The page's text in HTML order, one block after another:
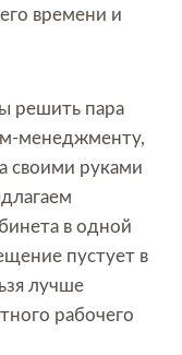
времени и
решить пара
менеджменту,
своими руками
в одной
пустует в
лучше
рабочего